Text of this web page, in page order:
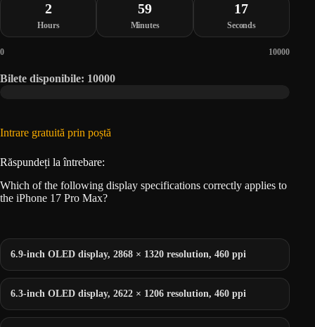
2
Hours
59
Minutes
17
Seconds
0
Bilete disponibile: 10000
10000
Intrare gratuită prin poștă
Răspundeți la întrebare:
Which of the following display specifications correctly applies to
the iPhone 17 Pro Max?
6.9-inch OLED display, 2868 × 1320 resolution, 460 ppi
6.3-inch OLED display, 2622 × 1206 resolution, 460 ppi